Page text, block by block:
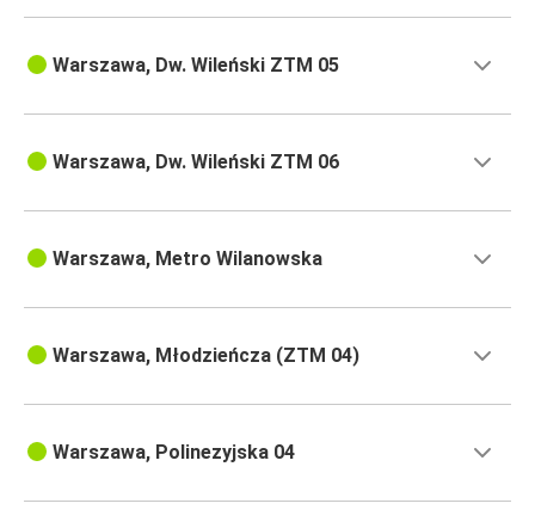
Warszawa, Dw. Wileński ZTM 05
Warszawa, Dw. Wileński ZTM 06
Warszawa, Metro Wilanowska
Warszawa, Młodzieńcza (ZTM 04)
Warszawa, Polinezyjska 04